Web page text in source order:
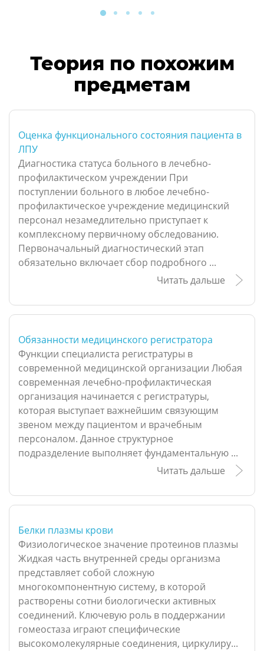
Теория по похожим
предметам
Оценка функционального состояния пациента в
ЛПУ
Диагностика статуса больного в лечебно-
профилактическом учреждении При
поступлении больного в любое лечебно-
профилактическое учреждение медицинский
персонал незамедлительно приступает к
комплексному первичному обследованию.
Первоначальный диагностический этап
обязательно включает сбор подробного ...
Читать дальше
Обязанности медицинского регистратора
Функции специалиста регистратуры в
современной медицинской организации Любая
современная лечебно-профилактическая
организация начинается с регистратуры,
которая выступает важнейшим связующим
звеном между пациентом и врачебным
персоналом. Данное структурное
подразделение выполняет фундаментальную ...
Читать дальше
Белки плазмы крови
Физиологическое значение протеинов плазмы
Жидкая часть внутренней среды организма
представляет собой сложную
многокомпонентную систему, в которой
растворены сотни биологически активных
соединений. Ключевую роль в поддержании
гомеостаза играют специфические
высокомолекулярные соединения, циркулиру...